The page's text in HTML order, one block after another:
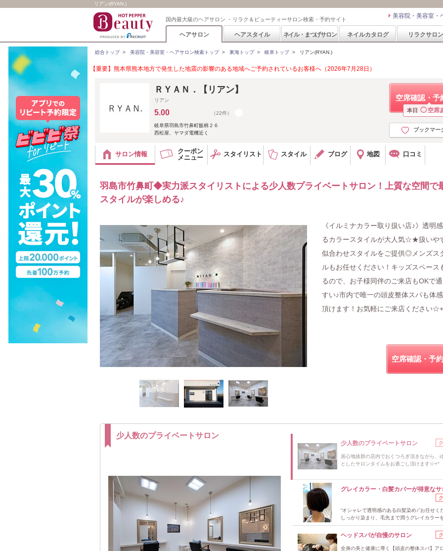
リアン(RYAN.)
国内最大級のヘアサロン ・リラク＆ビューティーサロン検索・予約サイト 美容院・美容室・
ヘアサロン ヘアスタイル ネイル・まつげサロン ネイルカタログ リラクサロン
総合トップ> 美容院・美容室・ヘアサロン検索トップ> 東海トップ> 岐阜トップ> リアン(RYAN.)
【重要】熊本県熊本地方で発生した地震の影響のある地域へご予約されているお客様へ（2026年7月28日）
空席確認・予
本日 ◯ 空席
ブックマー
ＲＹＡＮ．【リアン】
リアン
5.00 （22件）
岐阜県羽島市竹鼻町飯柄２６
西松屋、ヤマダ電機近く
サロン情報
クーポン
メニュー
スタイリスト スタイル ブログ 地図 口コミ
羽島市竹鼻町◆実力派スタイリストによる少人数プライベートサロン！上質な空間で
スタイルが楽しめる♪
《イルミナカラー取り扱い店♪》透明
るカラースタイルが大人気☆★扱いや
似合わせスタイルをご提供◎メンズス
ルもお任せください！キッズスペース
るので、お子様同伴のご来店もOKで
すい♪市内で唯一の頭皮整体スパも体
頂けます！お気軽にご来店ください
空席確認・予
少人数のプライベートサロン
少人数のプライベートサロン
居心地抜群の店内でおくつろぎ頂きながら、
としたサロンタイムをお過ごし頂けます☆+°
グレイカラー・白髪カバーが得意なサ
“オシャレで透明感のある白髪染め♪”お任せく
しっかり染まり、毛先まで潤うグレイカラー
ヘッドスパが自慢のサロン
全身の美と健康に導く【頭皮の整体スパ】ア